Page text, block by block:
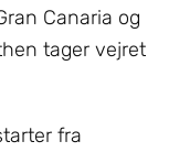
Canaria og
tager vejret
fra